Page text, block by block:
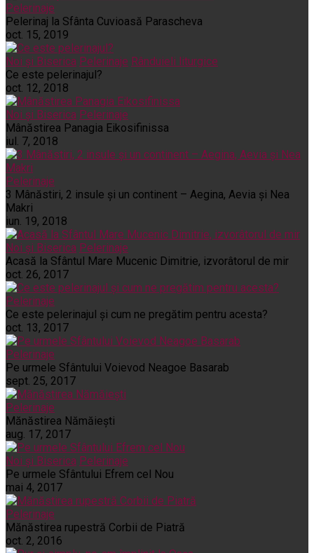
Pelerinaje
Pelerinaj la Sfânta Cuvioasă Parascheva
oct. 15, 2019
Noi și Biserica Pelerinaje Rânduieli liturgice
Ce este pelerinajul?
oct. 12, 2018
Noi și Biserica Pelerinaje
Mânăstirea Panagia Eikosifinissa
iul. 7, 2018
Pelerinaje
3 Mânăstiri, 2 insule și un continent – Aegina, Aevia și Nea
Makri
iun. 19, 2018
Noi și Biserica Pelerinaje
Acasă la Sfântul Mare Mucenic Dimitrie, izvorâtorul de mir
oct. 26, 2017
Pelerinaje
Ce este pelerinajul şi cum ne pregătim pentru acesta?
oct. 13, 2017
Pelerinaje
Pe urmele Sfântului Voievod Neagoe Basarab
sept. 25, 2017
Pelerinaje
Mănăstirea Nămăiești
aug. 17, 2017
Noi și Biserica Pelerinaje
Pe urmele Sfântului Efrem cel Nou
mai 4, 2017
Pelerinaje
Mănăstirea rupestră Corbii de Piatră
oct. 2, 2016